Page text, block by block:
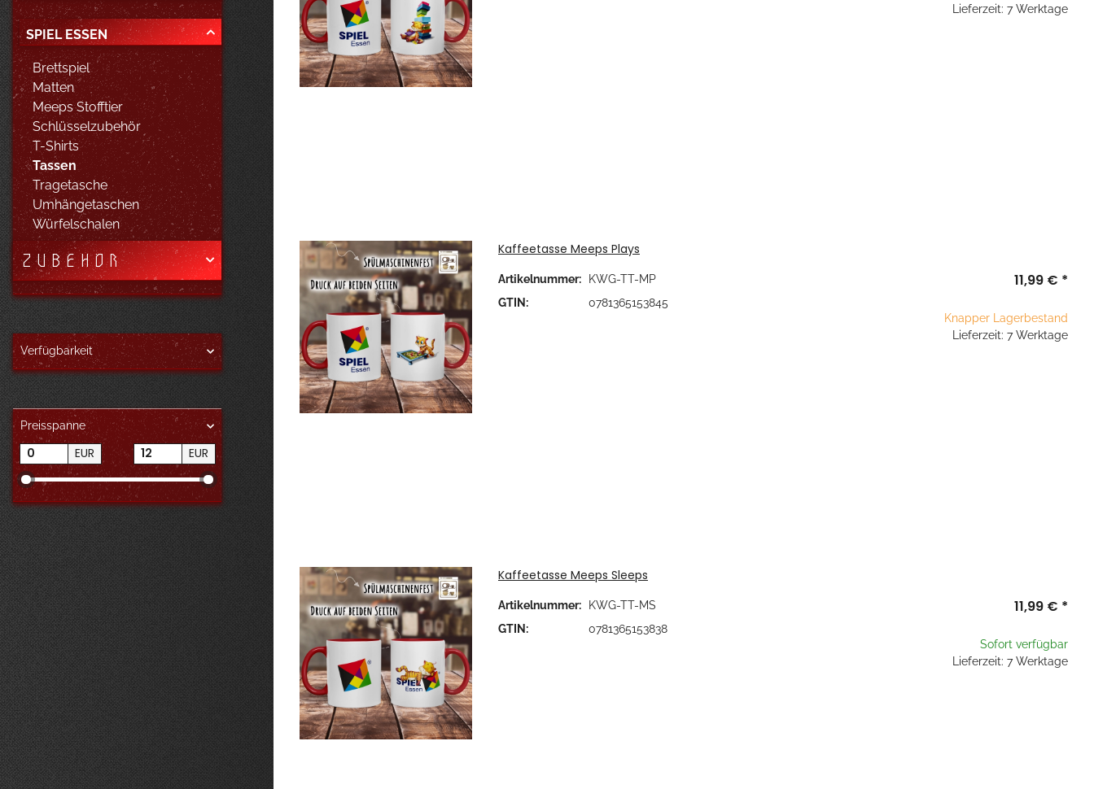
Lieferzeit: 7 Werktage
Kaffeetasse Meeps Plays
Artikelnummer:
KWG-TT-MP
GTIN:
0781365153845
11,99 € *
Knapper Lagerbestand
Lieferzeit: 7 Werktage
Kaffeetasse Meeps Sleeps
Artikelnummer:
KWG-TT-MS
GTIN:
0781365153838
11,99 € *
Sofort verfügbar
Lieferzeit: 7 Werktage
SPIEL ESSEN
Brettspiel
Matten
Meeps Stofftier
Schlüsselzubehör
T-Shirts
Tassen
Tragetasche
Umhängetaschen
Würfelschalen
ZUBEHÖR
Verfügbarkeit
Preisspanne
EUR EUR